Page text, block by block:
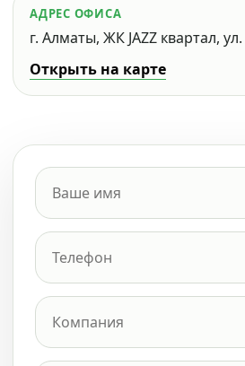
АДРЕС ОФИСА
г. Алматы, ЖК JAZZ квартал,
Открыть на карте